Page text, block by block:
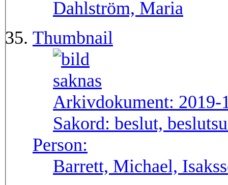
Dahlström, Maria
Thumbnail
Arkivdokument: 2019-
Sakord: beslut,
Person:
Barrett, Michael,